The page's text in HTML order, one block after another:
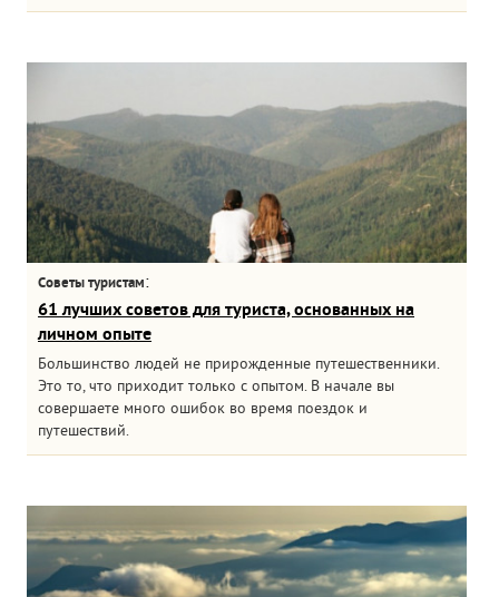
Советы туристам:
61 лучших советов для туриста, основанных на
личном опыте
Большинство людей не прирожденные путешественники.
Это то, что приходит только с опытом. В начале вы
совершаете много ошибок во время поездок и
путешествий.